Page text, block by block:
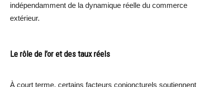
indépendamment de la dynamique réelle du commerce
extérieur.
Le rôle de l’or et des taux réels
À court terme, certains facteurs conjoncturels soutiennent